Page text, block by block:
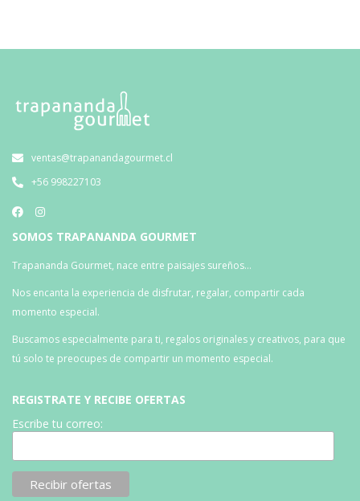
ventas@trapanandagourmet.cl
+56 998227103
SOMOS TRAPANANDA GOURMET
Trapananda Gourmet, nace entre paisajes sureños…
Nos encanta la experiencia de disfrutar, regalar, compartir cada
momento especial.
Buscamos especialmente para ti, regalos originales y creativos, para que
tú solo te preocupes de compartir un momento especial.
REGISTRATE Y RECIBE OFERTAS
Escribe tu correo: